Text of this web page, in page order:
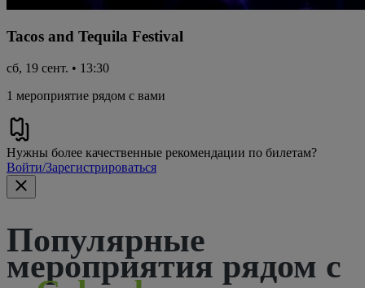
Tacos and Tequila Festival
сб, 19 сент. • 13:30
1 мероприятие рядом с вами
Нужны более качественные рекомендации по билетам?
Войти/Зарегистрироваться
Популярные
мероприятия рядом с